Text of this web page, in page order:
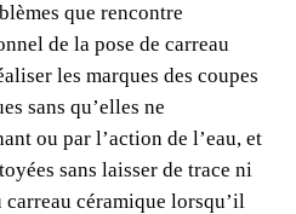
que rencontre
de la pose de carreau
les marques des coupes
sans qu’elles ne disparaissent
de l’eau, et qu’elles
laisser de trace ni de tâche
lorsqu’il n’en a plus
que rencontre
de la pose de carreau
les marques des coupes
sans qu’elles ne
ou par l’action de l’eau, et
sans laisser de trace ni
carreau céramique lorsqu’il